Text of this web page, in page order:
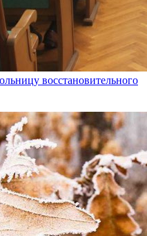
восстановительного